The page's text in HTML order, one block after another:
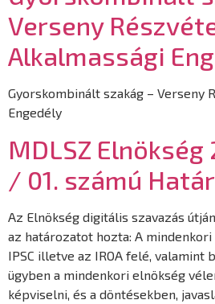
Verseny
Alkalmassági
Gyorskombinált szakág – Verseny
Engedély
MDLSZ Elnökség
/ 01. számú
Az Elnökség digitális szavazás
az határozatot hozta: A mindenkori
IPSC illetve az IROA felé, valamint
ügyben a mindenkori elnökség
képviselni, és a döntésekben,